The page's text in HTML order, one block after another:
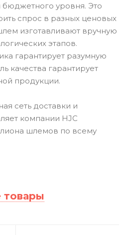
уровня. Это
спрос в разных ценовых
изготавливают вручную
этапов.
гарантирует разумную
качества гарантирует
продукции.
сеть доставки и
компании HJC
шлемов по всему
товары